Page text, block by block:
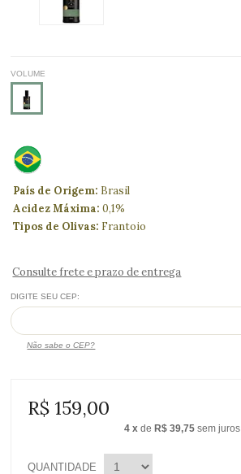
VOLUME
País de Origem: Brasil
Acidez Máxima:0,1%
Tipos de Olivas: Frantoio
Consulte frete e prazo de entrega
DIGITE SEU CEP:
Não sabe o CEP?
R$ 159,00
4 x de R$ 39,75 sem juros
QUANTIDADE